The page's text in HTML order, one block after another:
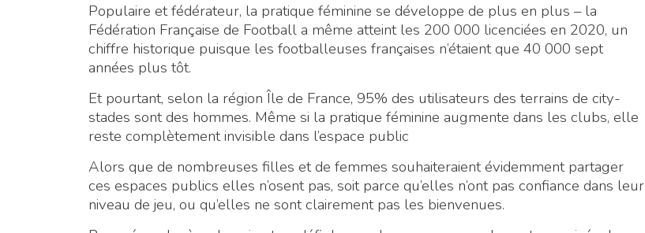
Populaire et fédérateur, la pratique féminine se développe de plus en plus – la
Fédération Française de Football a même atteint les 200 000 licenciées en 2020, un
chiffre historique puisque les footballeuses françaises n’étaient que 40 000 sept
années plus tôt.
Et pourtant, selon la région Île de France, 95% des utilisateurs des terrains de city-
stades sont des hommes. Même si la pratique féminine augmente dans les clubs, elle
reste complètement invisible dans l’espace public
Alors que de nombreuses filles et de femmes souhaiteraient évidemment partager
ces espaces publics elles n’osent pas, soit parce qu’elles n’ont pas confiance dans leur
niveau de jeu, ou qu’elles ne sont clairement pas les bienvenues.